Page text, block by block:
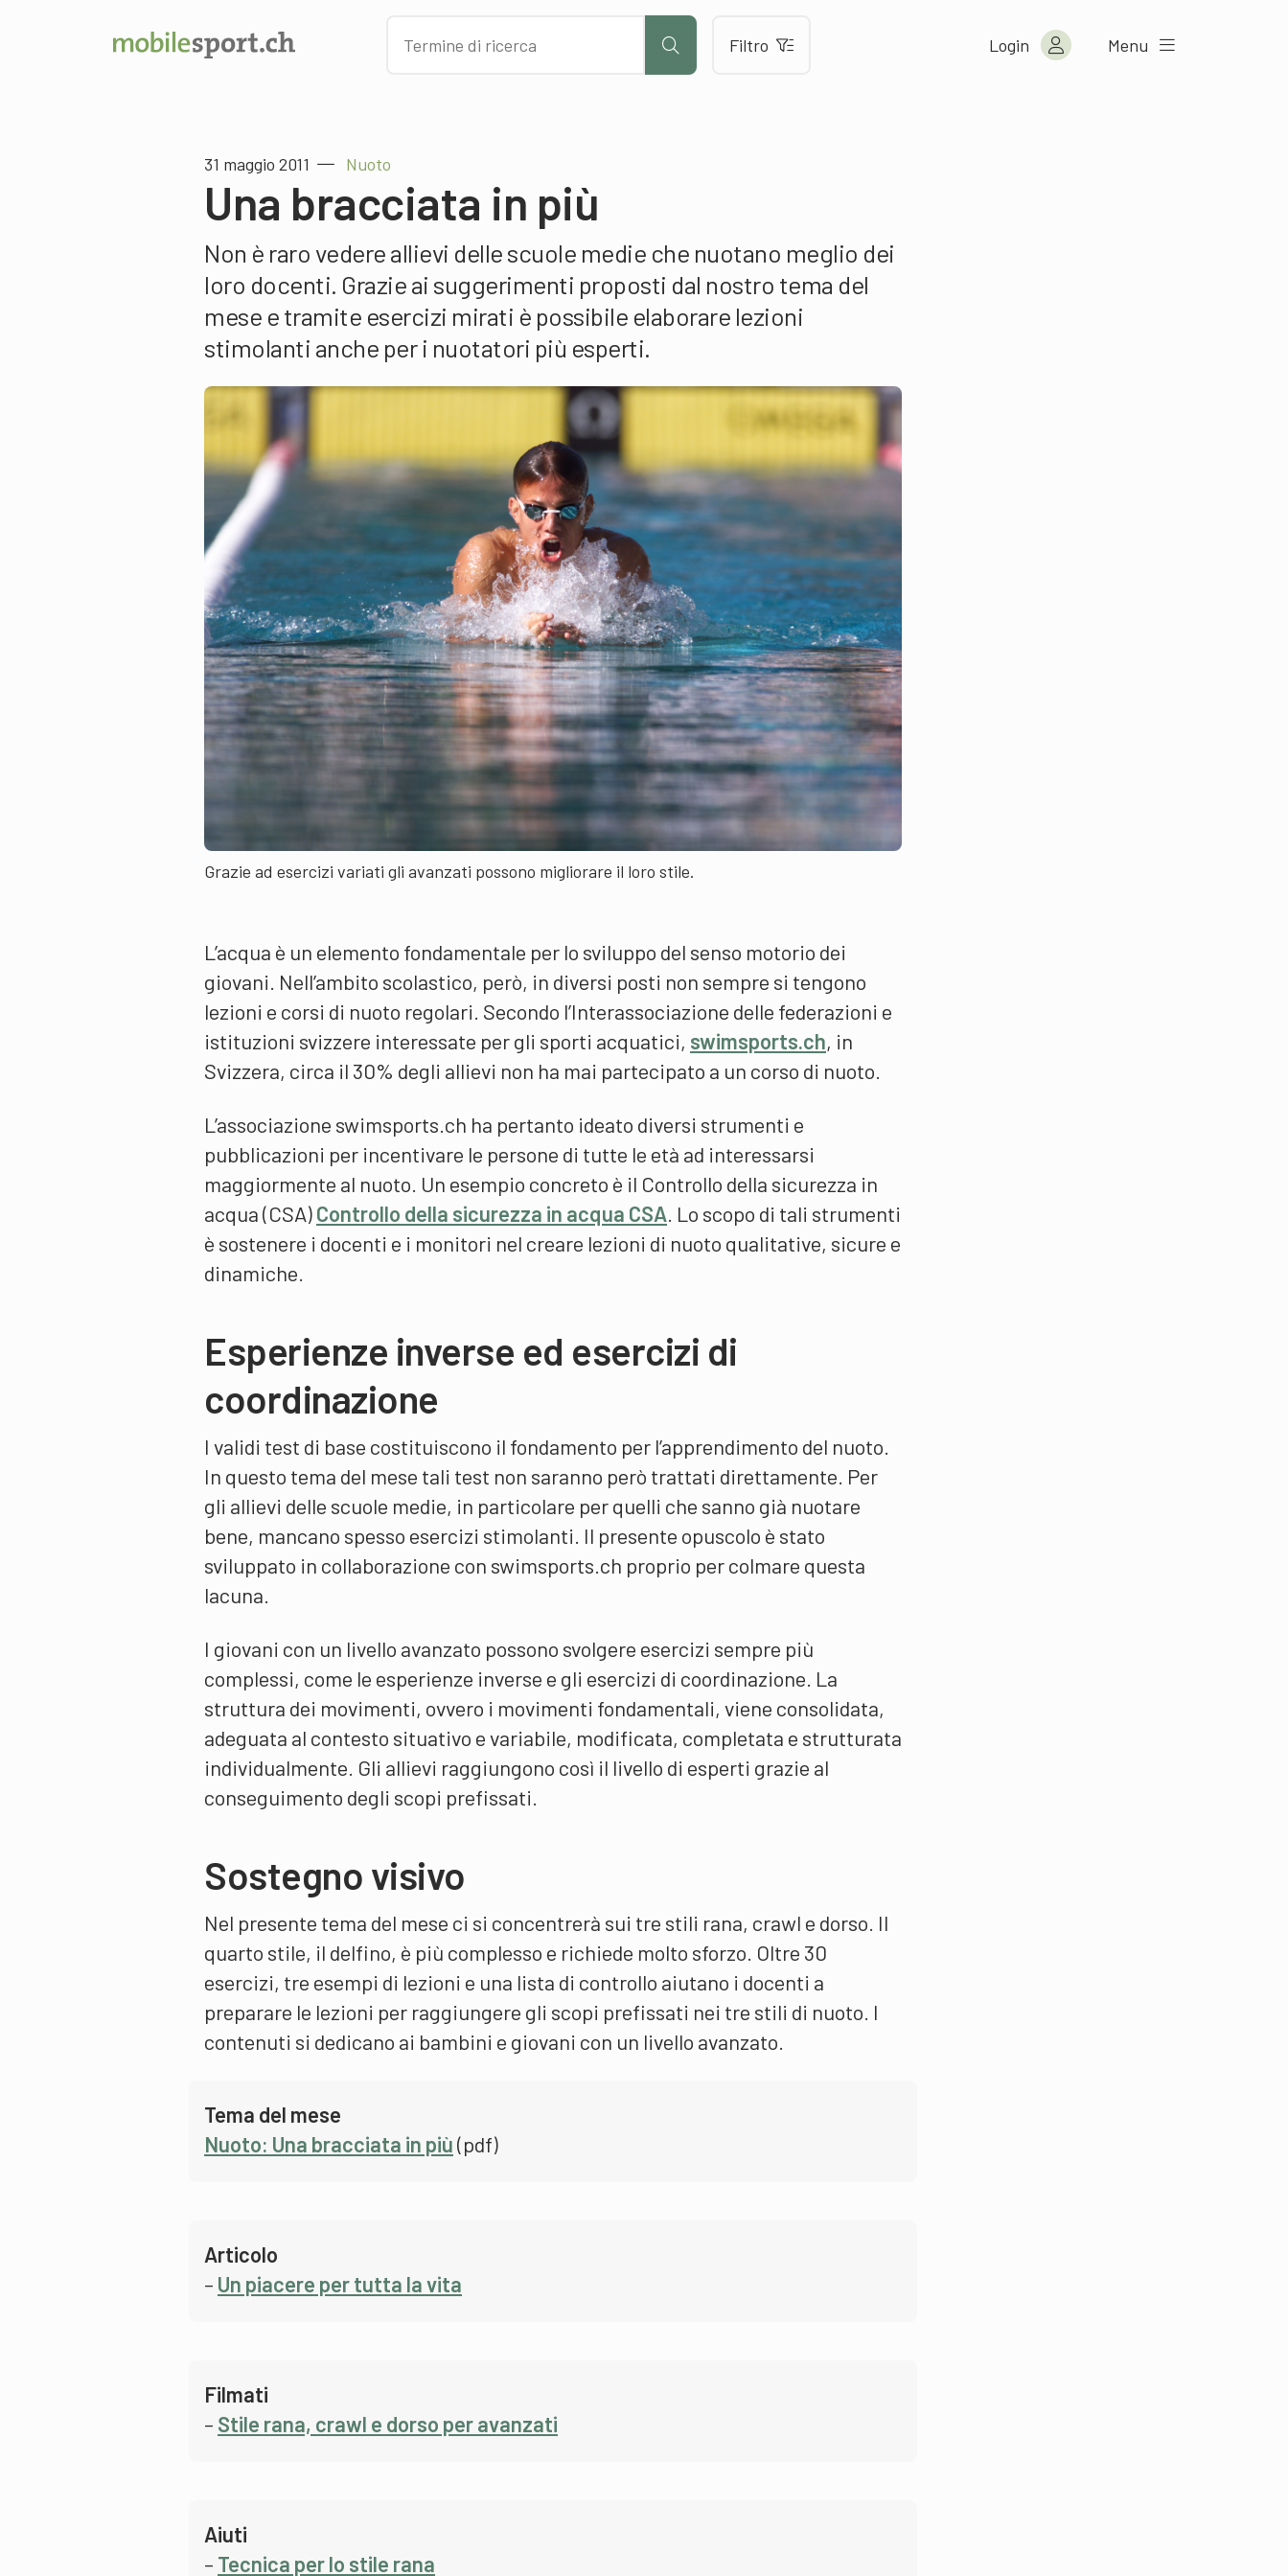
Filtro Login Menu
31 maggio 2011 Nuoto
Una bracciata in più
Non è raro vedere allievi delle scuole medie che nuotano meglio dei
loro docenti. Grazie ai suggerimenti proposti dal nostro tema del
mese e tramite esercizi mirati è possibile elaborare lezioni
stimolanti anche per i nuotatori più esperti.
Grazie ad esercizi variati gli avanzati possono migliorare il loro stile.
L’acqua è un elemento fondamentale per lo sviluppo del senso motorio dei
giovani. Nell’ambito scolastico, però, in diversi posti non sempre si tengono
lezioni e corsi di nuoto regolari. Secondo l’Interassociazione delle federazioni e
istituzioni svizzere interessate per gli sporti acquatici, swimsports.ch, in
Svizzera, circa il 30% degli allievi non ha mai partecipato a un corso di nuoto.
L’associazione swimsports.ch ha pertanto ideato diversi strumenti e
pubblicazioni per incentivare le persone di tutte le età ad interessarsi
maggiormente al nuoto. Un esempio concreto è il Controllo della sicurezza in
acqua (CSA)Controllo della sicurezza in acqua CSA. Lo scopo di tali strumenti
è sostenere i docenti e i monitori nel creare lezioni di nuoto qualitative, sicure e
dinamiche.
Esperienze inverse ed esercizi di
coordinazione
I validi test di base costituiscono il fondamento per l’apprendimento del nuoto.
In questo tema del mese tali test non saranno però trattati direttamente. Per
gli allievi delle scuole medie, in particolare per quelli che sanno già nuotare
bene, mancano spesso esercizi stimolanti. Il presente opuscolo è stato
sviluppato in collaborazione con swimsports.ch proprio per colmare questa
lacuna.
I giovani con un livello avanzato possono svolgere esercizi sempre più
complessi, come le esperienze inverse e gli esercizi di coordinazione. La
struttura dei movimenti, ovvero i movimenti fondamentali, viene consolidata,
adeguata al contesto situativo e variabile, modificata, completata e strutturata
individualmente. Gli allievi raggiungono così il livello di esperti grazie al
conseguimento degli scopi prefissati.
Sostegno visivo
Nel presente tema del mese ci si concentrerà sui tre stili rana, crawl e dorso. Il
quarto stile, il delfino, è più complesso e richiede molto sforzo. Oltre 30
esercizi, tre esempi di lezioni e una lista di controllo aiutano i docenti a
preparare le lezioni per raggiungere gli scopi prefissati nei tre stili di nuoto. I
contenuti si dedicano ai bambini e giovani con un livello avanzato.
Tema del mese
Nuoto: Una bracciata in più(pdf)
Articolo
– Un piacere per tutta la vita
Filmati
– Stile rana, crawl e dorso per avanzati
Aiuti
– Tecnica per lo stile rana